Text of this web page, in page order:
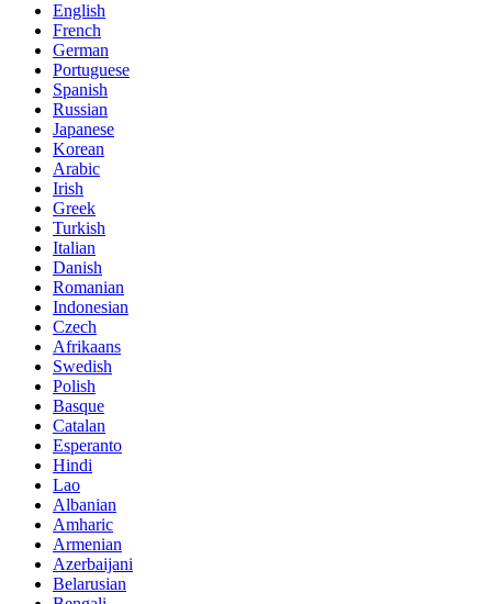
English
French
German
Portuguese
Spanish
Russian
Japanese
Korean
Arabic
Irish
Greek
Turkish
Italian
Danish
Romanian
Indonesian
Czech
Afrikaans
Swedish
Polish
Basque
Catalan
Esperanto
Hindi
Lao
Albanian
Amharic
Armenian
Azerbaijani
Belarusian